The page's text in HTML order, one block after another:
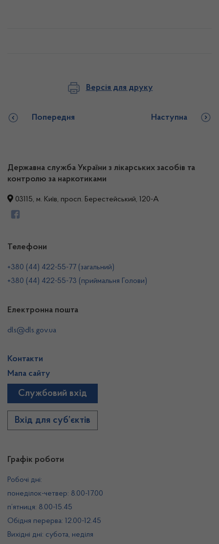
Версія для друку
Попередня Наступна
Державна служба України з лікарських засобів та
контролю за наркотиками
03115, м. Київ, просп. Берестейський, 120-А
Графік роботи
Робочі дні:
понеділок-четвер: 8.00-17.00
п’ятниця: 8.00-15.45
Обідня перерва: 12.00-12.45
Вихідні дні: субота, неділя
Телефони
+380 (44) 422-55-77 (загальний)
+380 (44) 422-55-73 (приймальня Голови)
Електронна пошта
dls@dls.gov.ua
Контакти
Мапа сайту
Службовий вхід
Вхід для суб’єктів